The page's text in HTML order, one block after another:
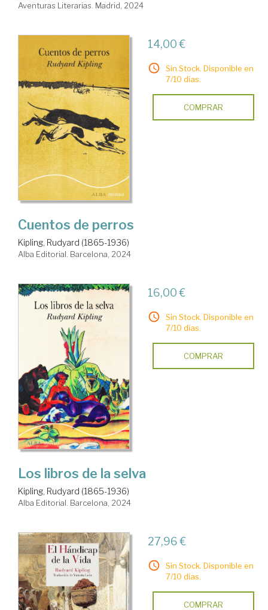
Aventuras Literarias. Madrid, 2024
14,00 €
Sin Stock. Disponible en
7/10 días.
COMPRAR
Cuentos de perros
Kipling, Rudyard (1865-1936)
Alba Editorial. Barcelona, 2024
16,00 €
Sin Stock. Disponible en
7/10 días.
COMPRAR
Los libros de la selva
Kipling, Rudyard (1865-1936)
Alba Editorial. Barcelona, 2024
27,96 €
Sin Stock. Disponible en
7/10 días.
COMPRAR